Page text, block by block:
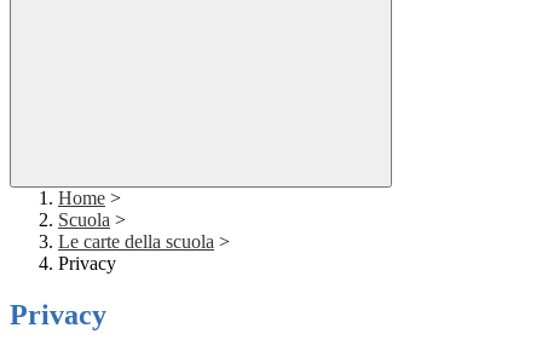
Home >
Scuola >
Le carte della scuola >
Privacy
Privacy